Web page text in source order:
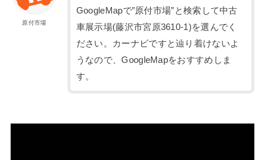
原付市場
GoogleMapで”原付市場”と検索して中古
車展示場(藤沢市宮原3610-1)を選んでく
ださい。カーナビですと辿り着けないよ
うなので、GoogleMapをおすすめしま
す。